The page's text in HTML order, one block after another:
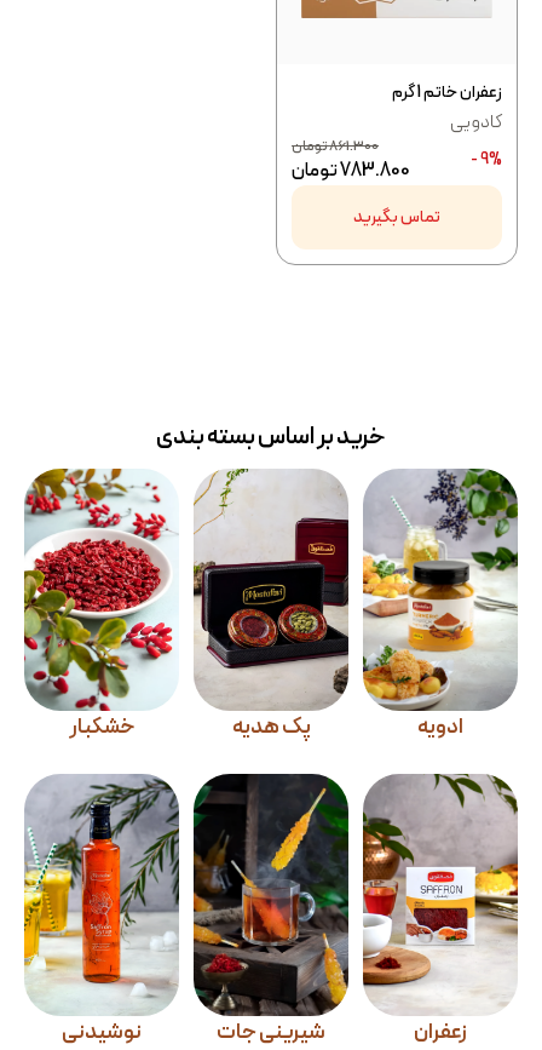
زعفران خاتم 1 گرم
کادویی
9% -
861.300تومان
783.800تومان
تماس بگیرید
خرید بر اساس بسته بندی
ادویه پک هدیه خشکبار
زعفران شیرینی جات نوشیدنی